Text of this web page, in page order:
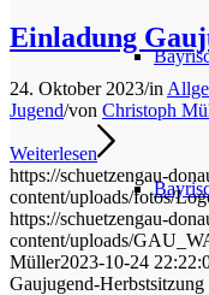
Einladung
24. Oktober 2023/in
Jugend/von Christoph
Weiterlesen
https://schuetzengau-
content/uploads/fotos/
https://schuetzengau-
content/uploads/
Müller2023-10-24
Gaujugend-Herbstsitzung